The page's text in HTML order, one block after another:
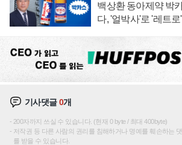
백상환 동아제약 박
다, '얼박사'로 '레트
기사댓글0개
200자까지 쓰실 수 있습니다. (현재 0 byte / 최대 400byte)
저작권 등 다른 사람의 권리를 침해하거나 명예를 훼손하는
를 받을 수 있습니다.